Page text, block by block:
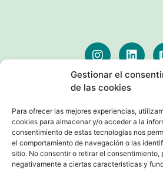
Gestionar el
de las cookies
Para ofrecer las mejores experiencias,
cookies para almacenar y/o acceder a la
consentimiento de estas tecnologías nos
el comportamiento de navegación o las
sitio. No consentir o retirar el consentimiento,
negativamente a ciertas características y